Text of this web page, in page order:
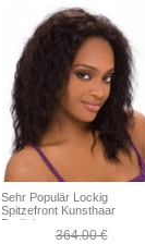
Sehr Populär Lockig
Spitzefront Kunsthaar
Perücke
364.00 €